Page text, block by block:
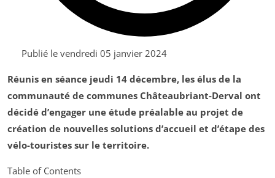
Publié le vendredi 05 janvier 2024
Réunis en séance jeudi 14 décembre, les élus de la
communauté de communes Châteaubriant-Derval ont
décidé d’engager une étude préalable au projet de
création de nouvelles solutions d’accueil et d’étape des
vélo-touristes sur le territoire.
Table of Contents